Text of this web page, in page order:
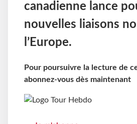
canadienne lance
nouvelles liaisons
l’Europe.
Pour poursuivre la lecture de
abonnez-vous dès maintenant